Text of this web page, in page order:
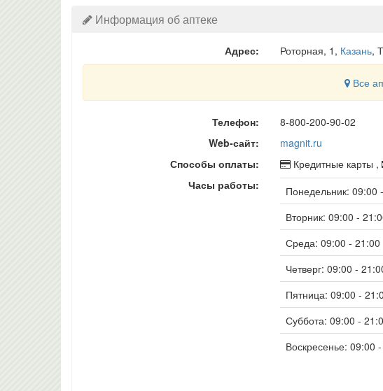
Информация об аптеке
Адрес: Роторная, 1 , Казань,
Все
Телефон:
8-800-200-90-02
Web-сайт:
magnit.ru
Способы оплаты:
Кредитные карты ,
Часы работы:
Понедельник: 09:00
Вторник: 09:00 -
Среда: 09:00 - 21:00
Четверг: 09:00 -
Пятница: 09:00 -
Суббота: 09:00 -
Воскресенье: 09:00